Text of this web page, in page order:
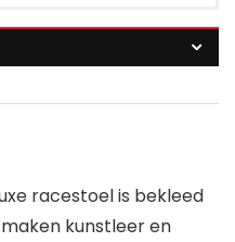
racestoel is bekleed
kunstleer en